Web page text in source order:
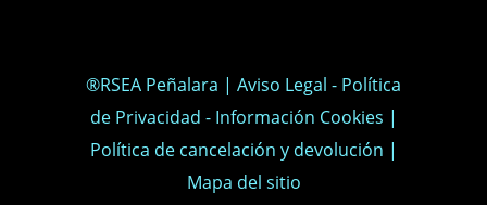
®RSEA Peñalara | Aviso Legal - Política
de Privacidad - Información Cookies |
Política de cancelación y devolución |
Mapa del sitio